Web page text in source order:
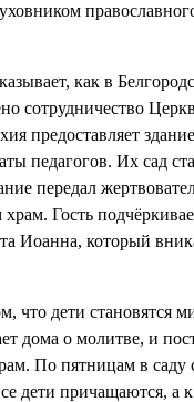
как в
сотрудничество
предоставляет
педагогов. Их сад
передал
Гость
Иоанна, который
что дети становятся
дома о молитве, и
По пятницам в саду
дети причащаются, а